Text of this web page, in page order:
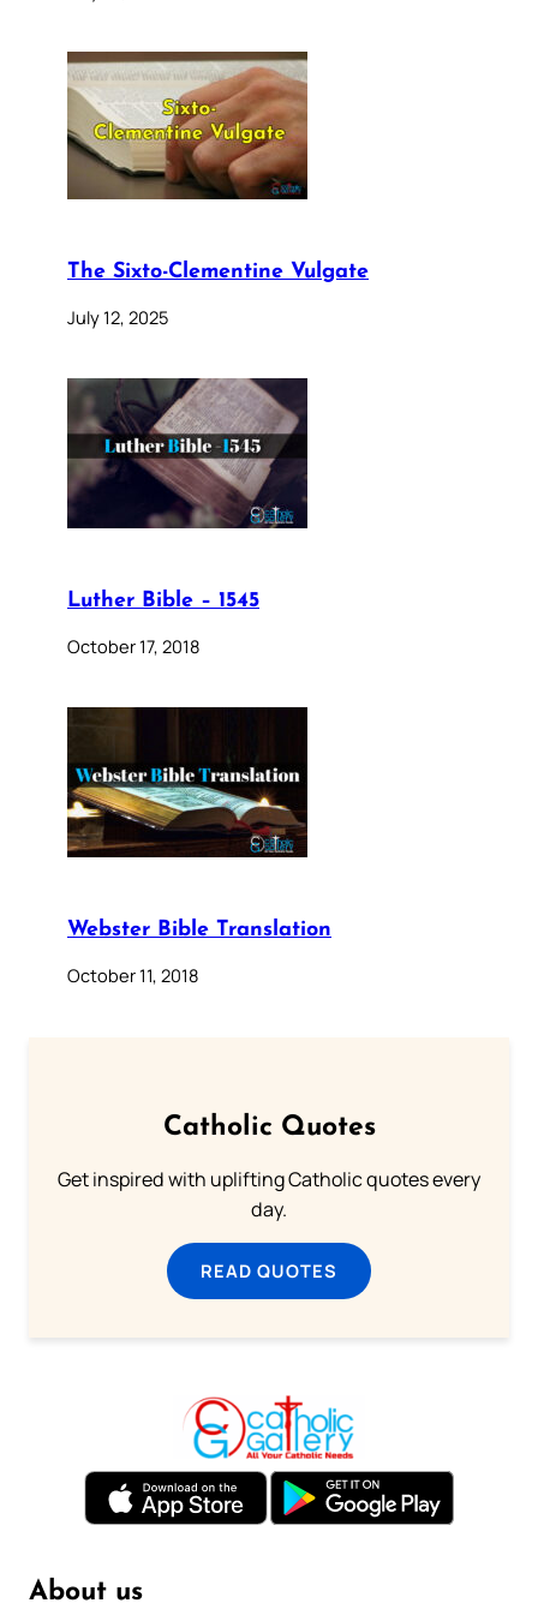
The Sixto-Clementine Vulgate
July 12, 2025
Luther Bible – 1545
October 17, 2018
Webster Bible Translation
October 11, 2018
Catholic Quotes
Get inspired with uplifting Catholic quotes every
day.
READ QUOTES
About us